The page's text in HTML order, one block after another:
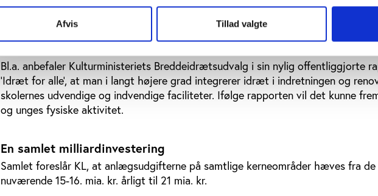
Afvis Tillad valgte
Bedre udnyttelse af skolernes idrætsfaciliteter
Samtidig kan idrætten og dens behov også spille en væsentligt rolle i
udbygningen og renoveringen af bl.a. skoler.
Bl.a. anbefaler Kulturministeriets Breddeidrætsudvalg i sin nylig offentliggjorte
’Idræt for alle’, at man i langt højere grad integrerer idræt i indretningen og
skolernes udvendige og indvendige faciliteter. Ifølge rapporten vil det kunne
og unges fysiske aktivitet.
En samlet milliardinvestering
Samlet foreslår KL, at anlægsudgifterne på samtlige kerneområder hæves fra de
nuværende 15-16. mia. kr. årligt til 21 mia. kr.